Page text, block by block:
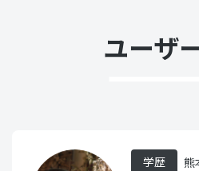
ユーザ
学歴
熊